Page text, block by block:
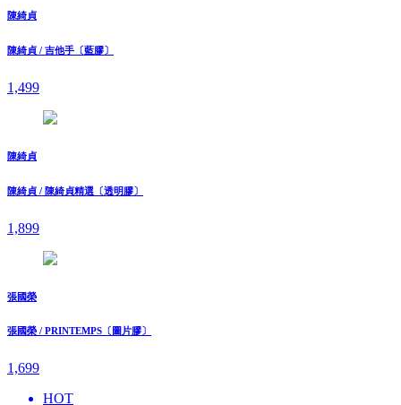
陳綺貞
陳綺貞 / 吉他手〔藍膠〕
1,499
陳綺貞
陳綺貞 / 陳綺貞精選〔透明膠〕
1,899
張國榮
張國榮 / PRINTEMPS〔圖片膠〕
1,699
HOT